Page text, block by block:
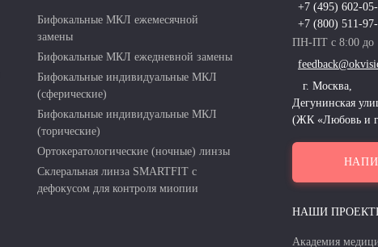
Бифокальные МКЛ ежемесячной
замены
Бифокальные МКЛ ежедневной замены
Бифокальные индивидуальные МКЛ
(сферические)
Бифокальные индивидуальные МКЛ
(торические)
Ортокератологические (ночные) линзы
Склеральная линза SMARTFIT с
дефокусом для контроля миопии
+7 (495) 602-
+7 (800) 511-
ПН-ПТ с 8:00 до
г. Москва,
Дегунинская
(ЖК «Любовь и
НАШИ
Академия